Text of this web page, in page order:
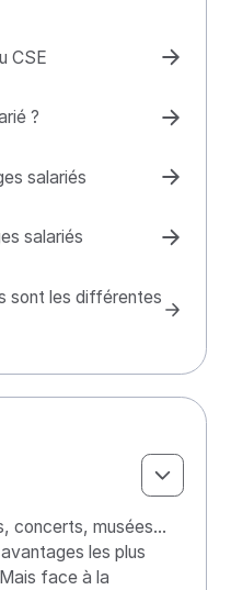
CSE
?
salariés
salariés
sont les différentes
concerts, musées...
les plus
face à la